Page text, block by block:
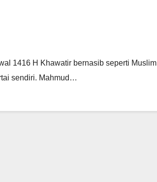
1416 H Khawatir bernasib seperti Muslim
sendiri. Mahmud…